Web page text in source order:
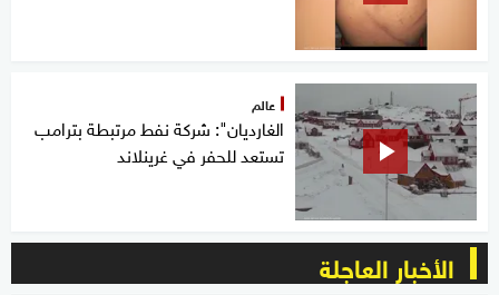
عالم
الغارديان": شركة نفط مرتبطة بترامب
تستعد للحفر في غرينلاند
الأخبار العاجلة